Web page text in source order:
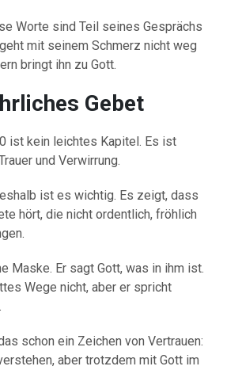
Worte sind Teil seines Gesprächs
mit seinem Schmerz nicht weg
bringt ihn zu Gott.
Gebet
ist kein leichtes Kapitel. Es ist
und Verwirrung.
ist es wichtig. Es zeigt, dass
hört, die nicht ordentlich, fröhlich
Maske. Er sagt Gott, was in ihm ist.
Wege nicht, aber er spricht
schon ein Zeichen von Vertrauen:
aber trotzdem mit Gott im